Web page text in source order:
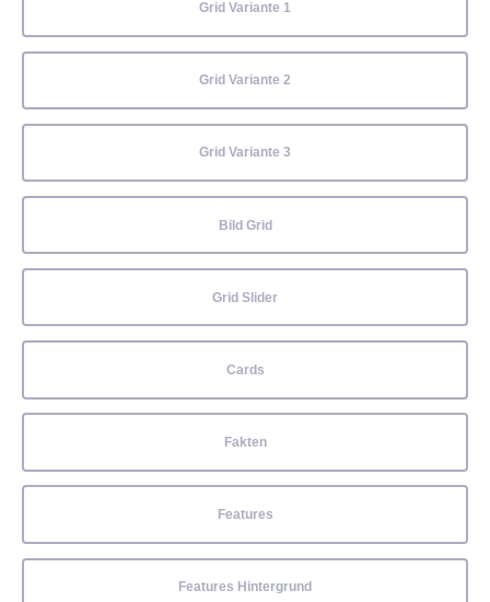
Grid Variante 1
Grid Variante 2
Grid Variante 3
Bild Grid
Grid Slider
Cards
Fakten
Features
Features Hintergrund